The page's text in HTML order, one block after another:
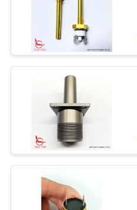
PRIVACY
POLICY